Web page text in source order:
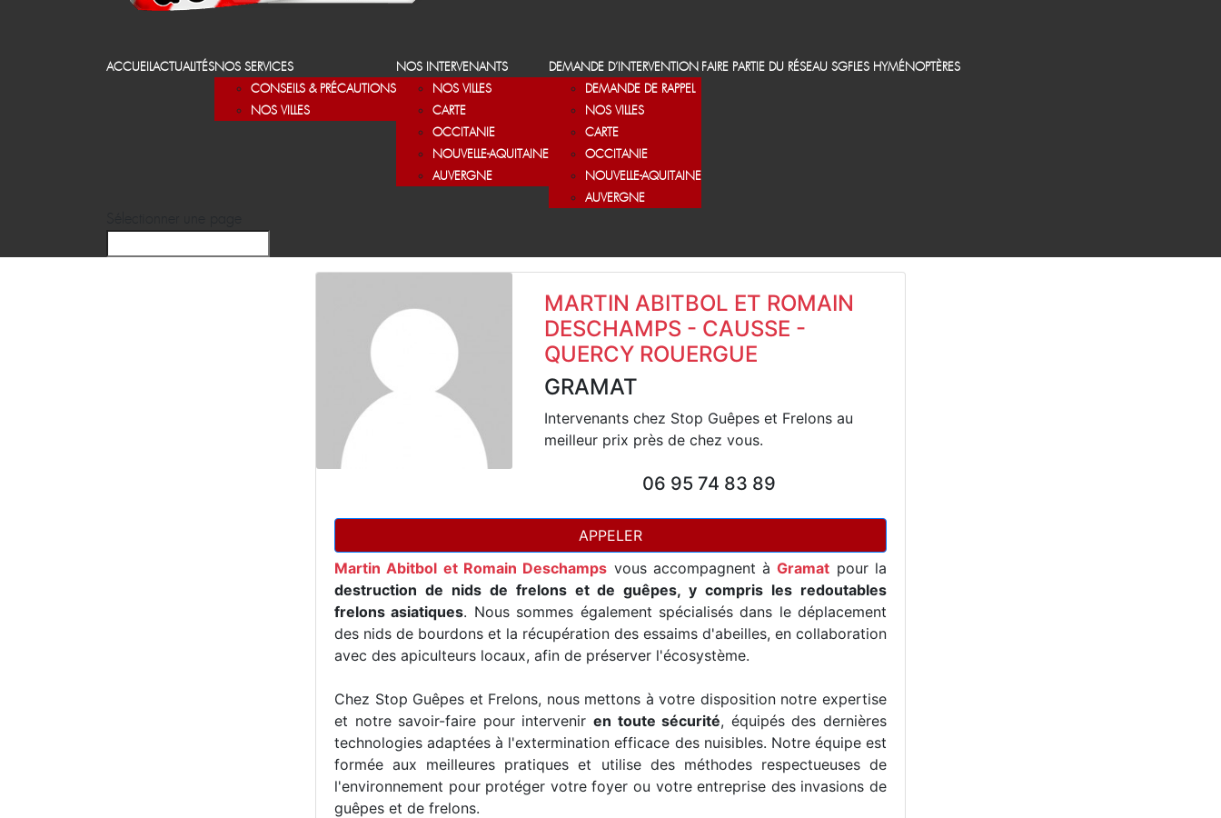
ACCUEILACTUALITÉSNOS SERVICES
CONSEILS & PRÉCAUTIONS
NOS VILLES
NOS INTERVENANTS
NOS VILLES
CARTE
OCCITANIE
NOUVELLE-AQUITAINE
AUVERGNE
DEMANDE D’INTERVENTION
DEMANDE DE RAPPEL
NOS VILLES
CARTE
OCCITANIE
NOUVELLE-AQUITAINE
AUVERGNE
FAIRE PARTIE DU RÉSEAU SGFLES HYMÉNOPTÈRES
MARTIN ABITBOL ET ROMAIN
DESCHAMPS - CAUSSE -
QUERCY ROUERGUE
GRAMAT
Intervenants chez Stop Guêpes et Frelons au
meilleur prix près de chez vous.
06 95 74 83 89
APPELER
Martin Abitbol et Romain Deschamps vous accompagnent àGramat pour la
destruction de nids de frelons et de guêpes, y compris les redoutables
frelons asiatiques. Nous sommes également spécialisés dans le déplacement
des nids de bourdons et la récupération des essaims d'abeilles, en collaboration
avec des apiculteurs locaux, afin de préserver l'écosystème.
Chez Stop Guêpes et Frelons, nous mettons à votre disposition notre expertise
et notre savoir-faire pour intervenir en toute sécurité, équipés des dernières
technologies adaptées à l'extermination efficace des nuisibles. Notre équipe est
formée aux meilleures pratiques et utilise des méthodes respectueuses de
l'environnement pour protéger votre foyer ou votre entreprise des invasions de
guêpes et de frelons.